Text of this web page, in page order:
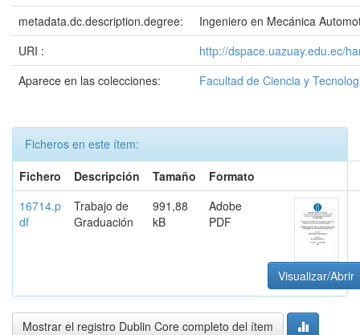
metadata.dc.description.degree:
Ingeniero en Mecánica
URI :
http://dspace.uazuay.edu.ec/
Aparece en las colecciones:
Facultad de Ciencia y
Ficheros en este ítem:
Fichero
Descripción Tamaño
Formato
16714.p
df
Trabajo de
Graduación
991,88
kB
Adobe
PDF
Visualizar/Abrir
Mostrar el registro Dublin Core completo del ítem